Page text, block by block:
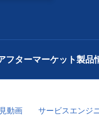
フターマーケット製品
動画 サービスエンジ